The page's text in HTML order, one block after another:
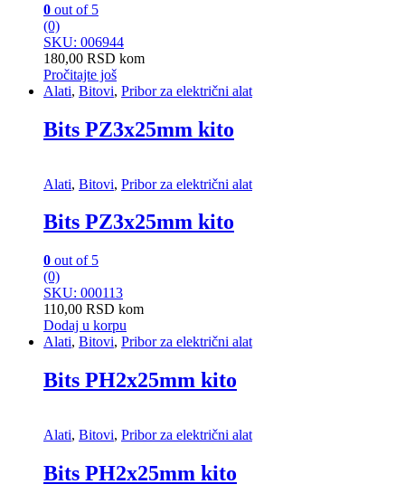
0 out of 5
(0)
SKU: 006944
180,00 RSD kom
Pročitajte još
Alati, Bitovi, Pribor za električni alat
Bits PZ3x25mm kito
Alati, Bitovi, Pribor za električni alat
Bits PZ3x25mm kito
0 out of 5
(0)
SKU: 000113
110,00 RSD kom
Dodaj u korpu
Alati, Bitovi, Pribor za električni alat
Bits PH2x25mm kito
Alati, Bitovi, Pribor za električni alat
Bits PH2x25mm kito